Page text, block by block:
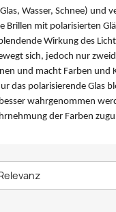
Wasser, Schnee) und
Brillen mit polarisierten
Wirkung des
sich, jedoch nur
und macht Farben und
das polarisierende Glas
wahrgenommen
der Farben